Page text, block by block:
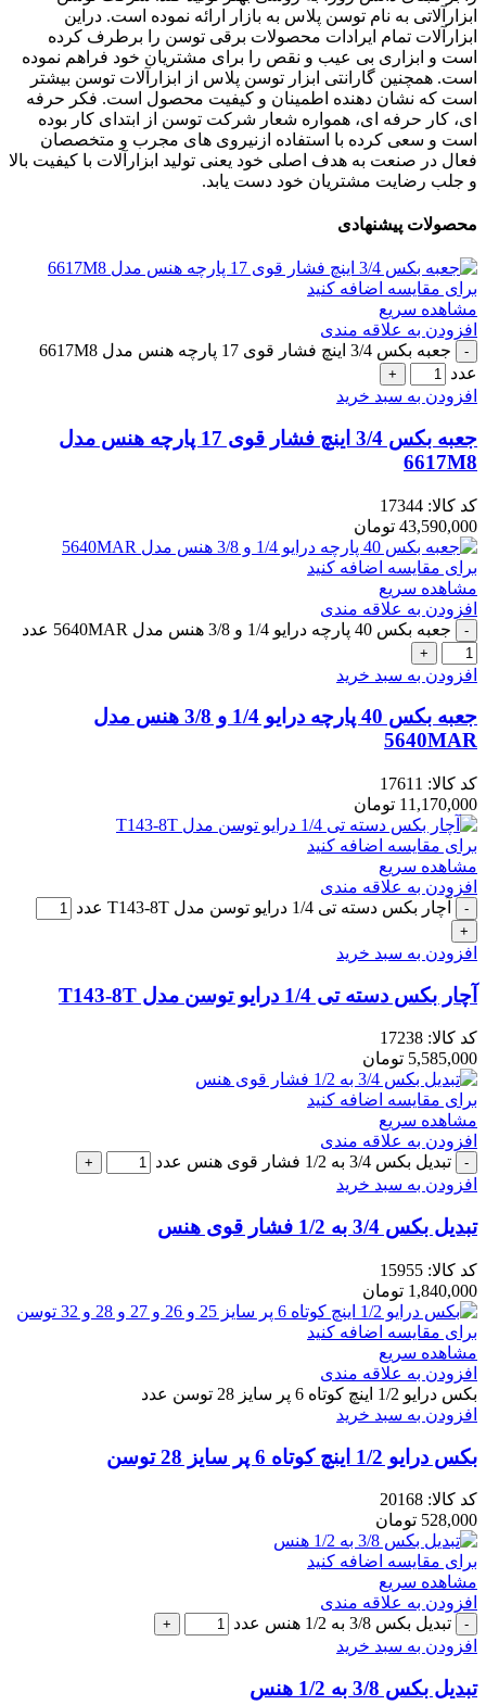
ابزارآلاتی به نام توسن پلاس به بازار ارائه نموده است. دراین
ابزارآلات تمام ایرادات محصولات برقی توسن را برطرف کرده
است و ابزاری بی عیب و نقص را برای مشتریان خود فراهم نموده
است. همچنین گارانتی ابزار توسن پلاس از ابزارآلات توسن بیشتر
است که نشان دهنده اطمینان و کیفیت محصول است. فکر حرفه
ای، کار حرفه ای، همواره شعار شرکت توسن از ابتدای کار بوده
است و سعی کرده با استفاده ازنیروی های مجرب و متخصصان
فعال در صنعت به هدف اصلی خود یعنی تولید ابزارآلات با کیفیت بالا
و جلب رضایت مشتریان خود دست یابد.
محصولات پیشنهادی
برای مقایسه اضافه کنید
مشاهده سریع
افزودن به علاقه مندی
جعبه بکس 3/4 اینچ فشار قوی 17 پارچه هنس مدل 6617M8
عدد
افزودن به سبد خرید
جعبه بکس 3/4 اینچ فشار قوی 17 پارچه هنس مدل
6617M8
کد کالا: 17344
43,590,000 تومان
برای مقایسه اضافه کنید
مشاهده سریع
افزودن به علاقه مندی
جعبه بکس 40 پارچه درایو 1/4 و 3/8 هنس مدل 5640MAR عدد
افزودن به سبد خرید
جعبه بکس 40 پارچه درایو 1/4 و 3/8 هنس مدل
5640MAR
کد کالا: 17611
11,170,000 تومان
برای مقایسه اضافه کنید
مشاهده سریع
افزودن به علاقه مندی
آچار بکس دسته تی 1/4 درایو توسن مدل T143-8T عدد
افزودن به سبد خرید
آچار بکس دسته تی 1/4 درایو توسن مدل T143-8T
کد کالا: 17238
5,585,000 تومان
برای مقایسه اضافه کنید
مشاهده سریع
افزودن به علاقه مندی
تبدیل بکس 3/4 به 1/2 فشار قوی هنس عدد
افزودن به سبد خرید
تبدیل بکس 3/4 به 1/2 فشار قوی هنس
کد کالا: 15955
1,840,000 تومان
برای مقایسه اضافه کنید
مشاهده سریع
افزودن به علاقه مندی
بکس درایو 1/2 اینچ کوتاه 6 پر سایز 28 توسن عدد
افزودن به سبد خرید
بکس درایو 1/2 اینچ کوتاه 6 پر سایز 28 توسن
کد کالا: 20168
528,000 تومان
برای مقایسه اضافه کنید
مشاهده سریع
افزودن به علاقه مندی
تبدیل بکس 3/8 به 1/2 هنس عدد
افزودن به سبد خرید
تبدیل بکس 3/8 به 1/2 هنس